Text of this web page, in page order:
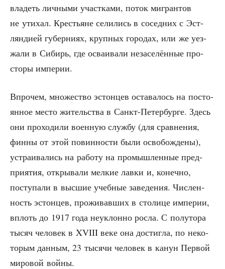
вла­деть лич­ны­ми участ­ка­ми, поток мигран­тов
не ути­хал. Кре­стьяне сели­лись в сосед­них с Эст­
лян­ди­ей губер­ни­ях, круп­ных горо­дах, или же уез­
жа­ли в Сибирь, где осва­и­ва­ли неза­се­лён­ные про­
сто­ры империи.
Впро­чем, мно­же­ство эстон­цев оста­ва­лось на посто­
ян­ное место житель­ства в Санкт-Петер­бур­ге. Здесь
они про­хо­ди­ли воен­ную служ­бу (для срав­не­ния,
фин­ны от этой повин­но­сти были осво­бож­де­ны),
устра­и­ва­лись на рабо­ту на про­мыш­лен­ные пред­
при­я­тия, откры­ва­ли мел­кие лав­ки и, конеч­но,
посту­па­ли в выс­шие учеб­ные заве­де­ния. Чис­лен­
ность эстон­цев, про­жи­вав­ших в сто­ли­це импе­рии,
вплоть до 1917 года неуклон­но рос­ла. С полу­то­ра
тысяч чело­век в XVIII веке она достиг­ла, по неко­
то­рым дан­ным, 23 тыся­чи чело­век в канун Пер­вой
миро­вой войны.